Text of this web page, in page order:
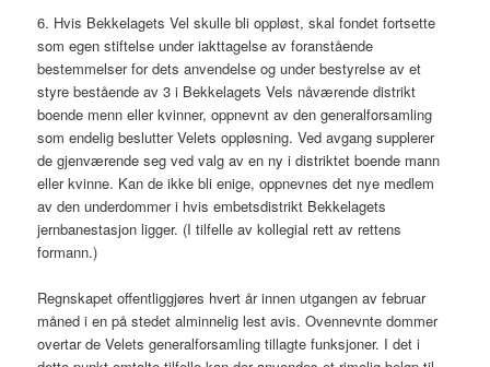
6. Hvis Bekkelagets Vel skulle bli oppløst, skal fondet fortsette
som egen stiftelse under iakttagelse av foranstående
bestemmelser for dets anvendelse og under bestyrelse av et
styre bestående av 3 i Bekkelagets Vels nåværende distrikt
boende menn eller kvinner, oppnevnt av den generalforsamling
som endelig beslutter Velets oppløsning. Ved avgang supplerer
de gjenværende seg ved valg av en ny i distriktet boende mann
eller kvinne. Kan de ikke bli enige, oppnevnes det nye medlem
av den underdommer i hvis embetsdistrikt Bekkelagets
jernbanestasjon ligger. (I tilfelle av kollegial rett av rettens
formann.)
Regnskapet offentliggjøres hvert år innen utgangen av februar
måned i en på stedet alminnelig lest avis. Ovennevnte dommer
overtar de Velets generalforsamling tillagte funksjoner. I det i